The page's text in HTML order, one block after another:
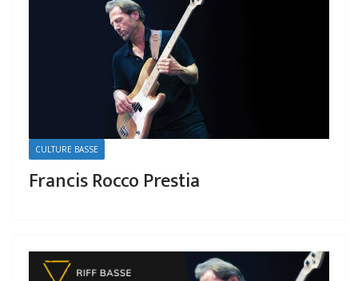
CULTURE BASSE
Francis Rocco Prestia